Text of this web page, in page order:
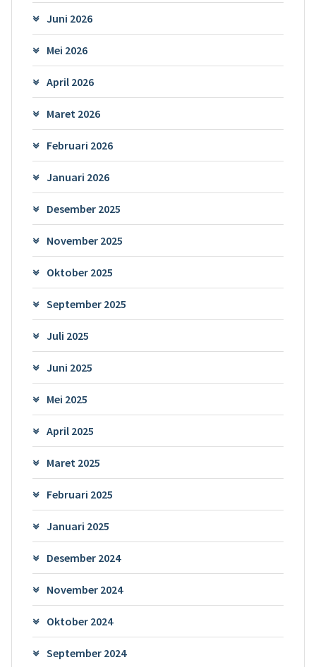
Juni 2026
Mei 2026
April 2026
Maret 2026
Februari 2026
Januari 2026
Desember 2025
November 2025
Oktober 2025
September 2025
Juli 2025
Juni 2025
Mei 2025
April 2025
Maret 2025
Februari 2025
Januari 2025
Desember 2024
November 2024
Oktober 2024
September 2024